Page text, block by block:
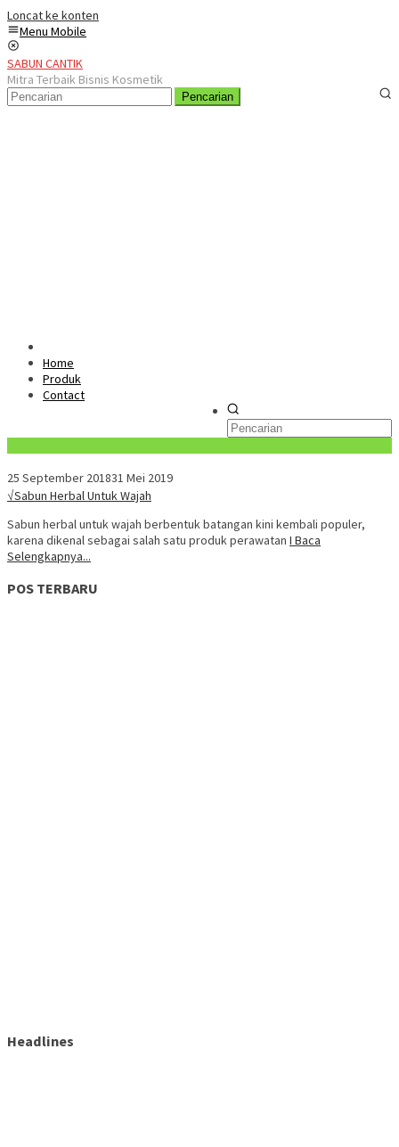
Loncat ke konten
Menu Mobile
SABUN CANTIK
Mitra Terbaik Bisnis Kosmetik
Pencarian
Home
Produk
Contact
25 September 201831 Mei 2019
√Sabun Herbal Untuk Wajah
Sabun herbal untuk wajah berbentuk batangan kini kembali populer,
karena dikenal sebagai salah satu produk perawatan I Baca
Selengkapnya...
POS TERBARU
Headlines